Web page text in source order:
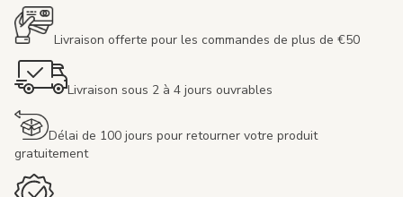
Livraison offerte pour les commandes de plus de €50
Livraison sous 2 à 4 jours ouvrables
Délai de 100 jours pour retourner votre produit
gratuitement